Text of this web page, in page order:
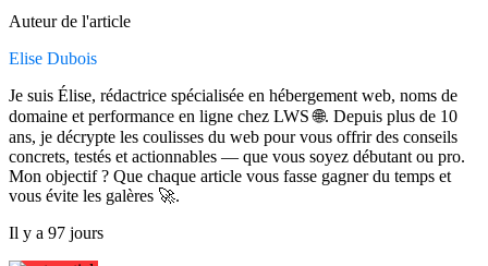
Auteur de l'article
Elise Dubois
Je suis Élise, rédactrice spécialisée en hébergement web, noms de
domaine et performance en ligne chez LWS 🌐. Depuis plus de 10
ans, je décrypte les coulisses du web pour vous offrir des conseils
concrets, testés et actionnables — que vous soyez débutant ou pro.
Mon objectif ? Que chaque article vous fasse gagner du temps et
vous évite les galères 🚀.
Il y a 97 jours